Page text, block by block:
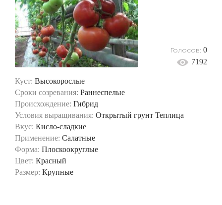
Куст: Высокорослые
Сроки созревания: Раннеспелые
Происхождение: Гибрид
Условия выращивания: Открытый грунт Теплица
Вкус: Кисло-сладкие
Применение: Салатные
Форма: Плоскоокруглые
Цвет: Красный
Размер: Крупные
Голосов: 0
7192